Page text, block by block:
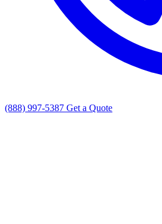
(888) 997-5387 Get a Quote